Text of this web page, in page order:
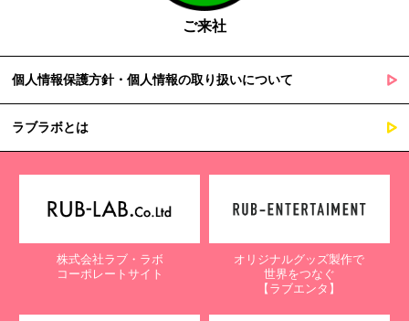
ご来社
個人情報保護方針・個人情報の取り扱いについて
ラブラボとは
株式会社ラブ・ラボ
コーポレートサイト
オリジナルグッズ製作で
世界をつなぐ
【ラブエンタ】